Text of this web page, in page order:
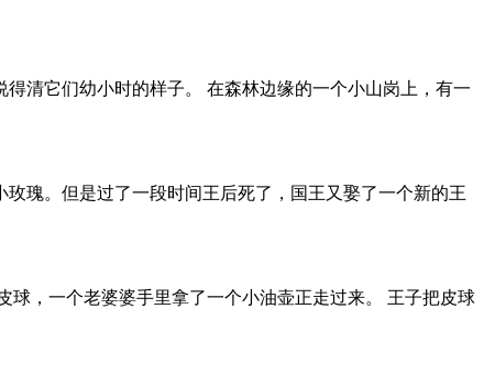
清它们幼小时的样子。 在森林边缘的一个小山岗上，有一
瑰。但是过了一段时间王后死了，国王又娶了一个新的王
，一个老婆婆手里拿了一个小油壶正走过来。 王子把皮球